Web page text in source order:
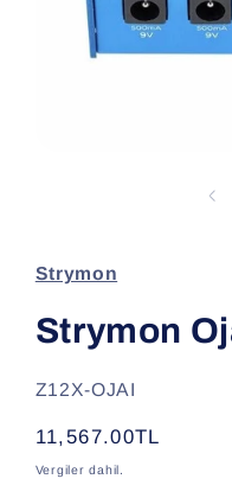
Strymon
Strymon
SKU:
Z12X-OJAI
Normal
fiyat
11,567.00TL
Vergiler dahil.